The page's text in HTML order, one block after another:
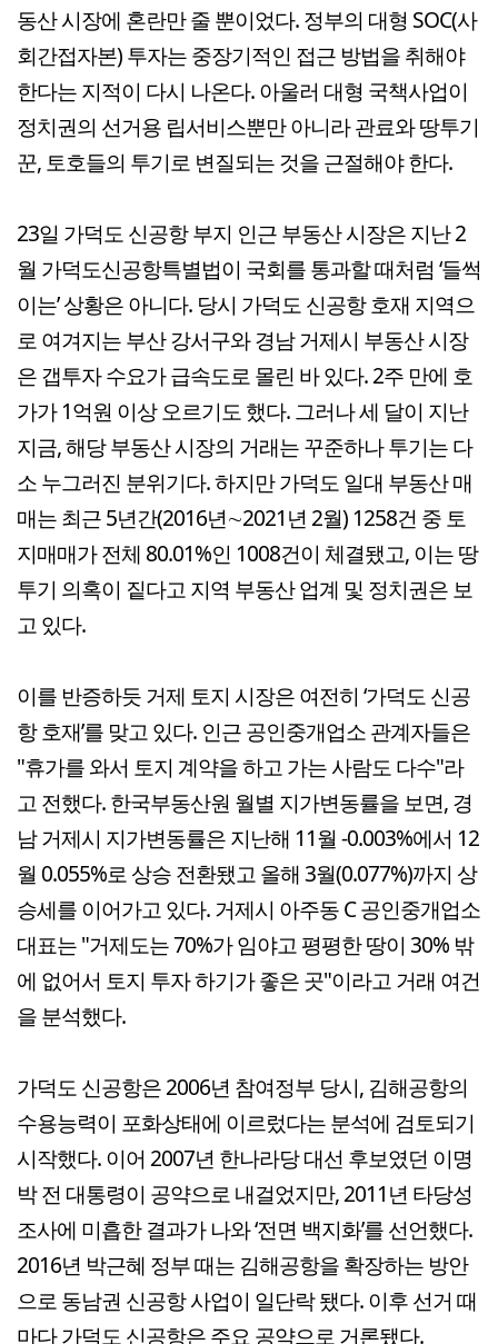
동산 시장에 혼란만 줄 뿐이었다. 정부의 대형 SOC(사
회간접자본) 투자는 중장기적인 접근 방법을 취해야
한다는 지적이 다시 나온다. 아울러 대형 국책사업이
정치권의 선거용 립서비스뿐만 아니라 관료와 땅투기
꾼, 토호들의 투기로 변질되는 것을 근절해야 한다.
23일 가덕도 신공항 부지 인근 부동산 시장은 지난 2
월 가덕도신공항특별법이 국회를 통과할 때처럼 ‘들썩
이는’ 상황은 아니다. 당시 가덕도 신공항 호재 지역으
로 여겨지는 부산 강서구와 경남 거제시 부동산 시장
은 갭투자 수요가 급속도로 몰린 바 있다. 2주 만에 호
가가 1억원 이상 오르기도 했다. 그러나 세 달이 지난
지금, 해당 부동산 시장의 거래는 꾸준하나 투기는 다
소 누그러진 분위기다. 하지만 가덕도 일대 부동산 매
매는 최근 5년간(2016년∼2021년 2월) 1258건 중 토
지매매가 전체 80.01%인 1008건이 체결됐고, 이는 땅
투기 의혹이 짙다고 지역 부동산 업계 및 정치권은 보
고 있다.
이를 반증하듯 거제 토지 시장은 여전히 ‘가덕도 신공
항 호재’를 맞고 있다. 인근 공인중개업소 관계자들은
"휴가를 와서 토지 계약을 하고 가는 사람도 다수"라
고 전했다. 한국부동산원 월별 지가변동률을 보면, 경
남 거제시 지가변동률은 지난해 11월 -0.003%에서 12
월 0.055%로 상승 전환됐고 올해 3월(0.077%)까지 상
승세를 이어가고 있다. 거제시 아주동 C 공인중개업소
대표는 "거제도는 70%가 임야고 평평한 땅이 30% 밖
에 없어서 토지 투자 하기가 좋은 곳"이라고 거래 여건
을 분석했다.
가덕도 신공항은 2006년 참여정부 당시, 김해공항의
수용능력이 포화상태에 이르렀다는 분석에 검토되기
시작했다. 이어 2007년 한나라당 대선 후보였던 이명
박 전 대통령이 공약으로 내걸었지만, 2011년 타당성
조사에 미흡한 결과가 나와 ‘전면 백지화’를 선언했다.
2016년 박근혜 정부 때는 김해공항을 확장하는 방안
으로 동남권 신공항 사업이 일단락 됐다. 이후 선거 때
마다 가덕도 신공항은 주요 공약으로 거론됐다.